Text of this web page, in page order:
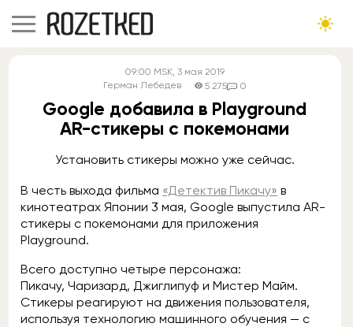
09:00 MSK, 3 мая 2019
Герман Лебедев
5 275 0
Google добавила в Playground
AR-стикеры с покемонами
Установить стикеры можно уже сейчас.
В честь выхода фильма «Детектив Пикачу» в
кинотеатрах Японии 3 мая, Google выпустила AR-
стикеры с покемонами для приложения
Playground.
Всего доступно четыре персонажа:
Пикачу, Чаризард, Джиглипуф и Мистер Майм.
Стикеры реагируют на движения пользователя,
используя технологию машинного обучения — с